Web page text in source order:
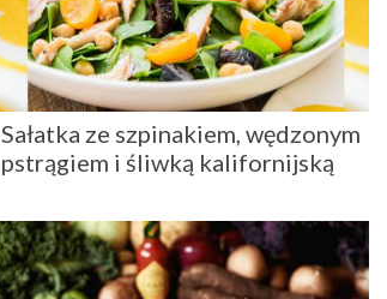
Sałatka ze szpinakiem, wędzonym
pstrągiem i śliwką kalifornijską